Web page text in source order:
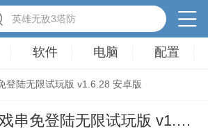
英雄无敌3塔防
软件 电脑 配置
登陆无限试玩版 v1.6.28 安卓版
游戏串免登陆无限试玩版 v1.6.28 安卓版